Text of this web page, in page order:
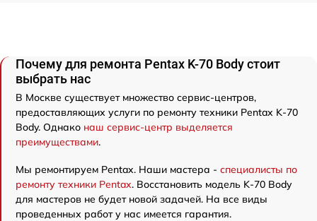
Почему для ремонта Pentax K-70 Body стоит
выбрать нас
В Москве существует множество сервис-центров,
предоставляющих услуги по ремонту техники Pentax K-70
Body. Однако наш сервис-центр выделяется
преимуществами.
Мы ремонтируем Pentax. Наши мастера - специалисты по
ремонту техники Pentax. Восстановить модель K-70 Body
для мастеров не будет новой задачей. На все виды
проведенных работ у нас имеется гарантия.